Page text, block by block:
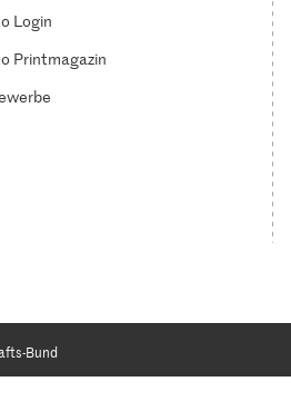
Login
Printmagazin
Bund